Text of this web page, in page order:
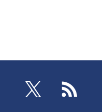
Facebook Twitter